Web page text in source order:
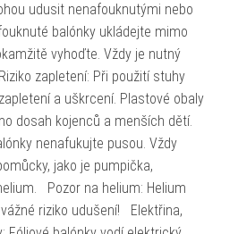
udusit nenafouknutými nebo
balónky ukládejte mimo
vyhoďte. Vždy je nutný
zapletení: Při použití stuhy
a uškrcení. Plastové obaly
dosah kojenců a menších dětí.
nenafukujte pusou. Vždy
jako je pumpička,
Pozor na helium: Helium
riziko udušení! Elektřina,